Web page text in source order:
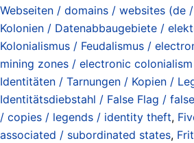
Webseiten / domains / websites (de
Kolonien / Datenabbaugebiete /
Kolonialismus / Feudalismus /
mining zones / electronic
Identitäten / Tarnungen / Kopien /
Identitätsdiebstahl / False Flag /
/ copies / legends / identity theft,
associated / subordinated states,